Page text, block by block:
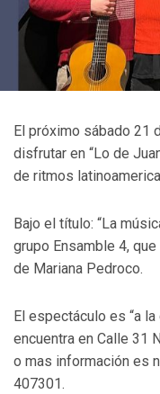
El próximo sábado 21
disfrutar en “Lo de
de ritmos
Bajo el título: “La
grupo Ensamble 4,
de Mariana Pedroco.
El espectáculo es “a
encuentra en Calle 31
o mas información es
407301.